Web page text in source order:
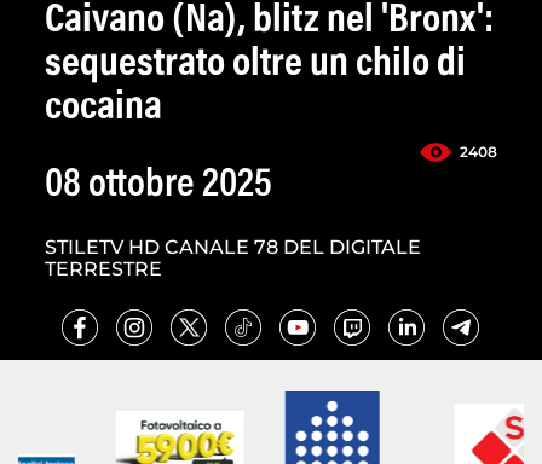
Caivano (Na), blitz nel 'Bronx':
sequestrato oltre un chilo di
cocaina
2408
08 ottobre 2025
STILETV HD CANALE 78 DEL DIGITALE
TERRESTRE